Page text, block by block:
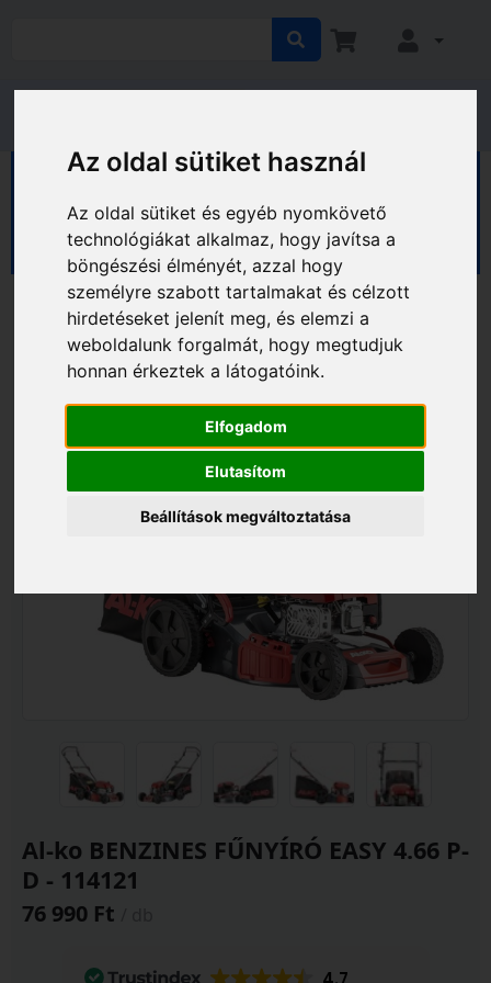
Az oldal sütiket használ
Az oldal sütiket és egyéb nyomkövető
technológiákat alkalmaz, hogy javítsa a
böngészési élményét, azzal hogy
személyre szabott tartalmakat és célzott
hirdetéseket jelenít meg, és elemzi a
weboldalunk forgalmát, hogy megtudjuk
honnan érkeztek a látogatóink.
Elfogadom
Elutasítom
Beállítások megváltoztatása
Fű- és lombápolás
Fűnyírók
Benzines fűnyírók
Al-ko BENZINES FŰNYÍRÓ EASY 4.66 P-
D - 114121
76 990 Ft